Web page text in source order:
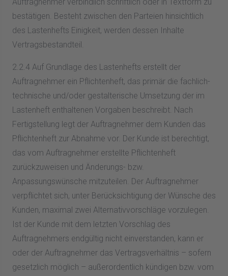
bestätigen. Besteht zwischen den Parteien hinsichtlich
des Lastenhefts Einigkeit, werden dessen Inhalte
Vertragsbestandteil.
2.2.4 Auf Grundlage des Lastenhefts erstellt der
Auftragnehmer ein Pflichtenheft, das primär die fachlich-
technische und/oder gestalterische Umsetzung der im
Lastenheft enthaltenen Vorgaben beschreibt. Nach
Fertigstellung legt der Auftragnehmer dem Kunden das
Pflichtenheft zur Abnahme vor. Der Kunde ist berechtigt,
das vom Auftragnehmer erstellte Pflichtenheft
zurückzuweisen und Änderungs- bzw.
Anpassungswünsche mitzuteilen. Der Auftragnehmer
verpflichtet sich, unter Berücksichtigung der Wünsche des
Kunden, maximal zwei Alternativvorschläge vorzulegen.
Ist der Kunde mit dem letzten Vorschlag des
Auftragnehmers endgültig nicht einverstanden, kann er
oder der Auftragnehmer das Vertragsverhältnis – sofern
gesetzlich möglich – außerordentlich kündigen bzw. vom